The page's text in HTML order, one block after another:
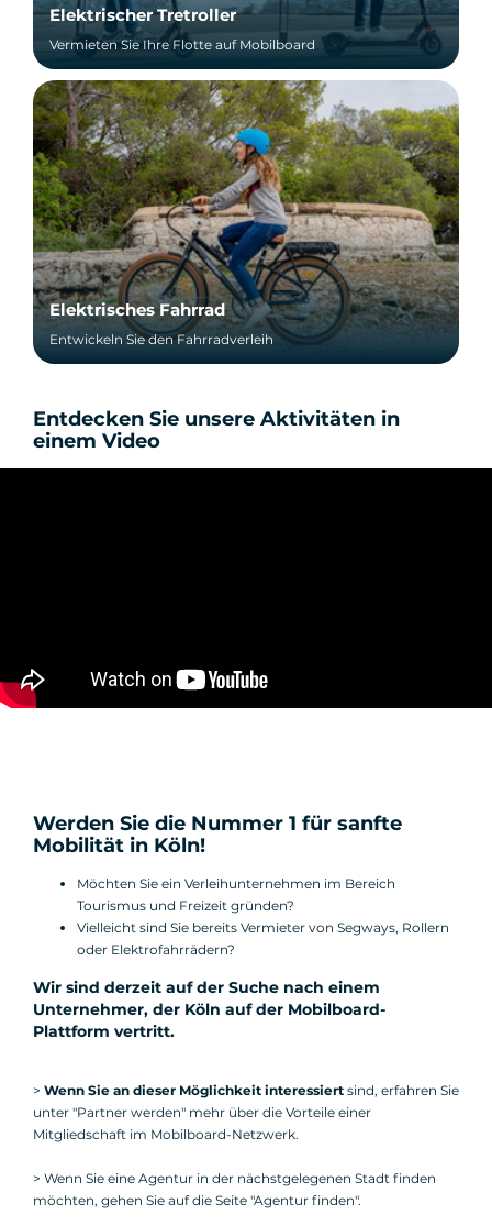
Elektrischer Tretroller
Vermieten Sie Ihre Flotte auf Mobilboard
Elektrisches Fahrrad
Entwickeln Sie den Fahrradverleih
Entdecken Sie unsere Aktivitäten in
einem Video
Werden Sie die Nummer 1 für sanfte
Mobilität in Köln!
Möchten Sie ein Verleihunternehmen im Bereich
Tourismus und Freizeit gründen?
Vielleicht sind Sie bereits Vermieter von Segways, Rollern
oder Elektrofahrrädern?
Wir sind derzeit auf der Suche nach einem
Unternehmer, der Köln auf der Mobilboard-
Plattform vertritt.
> Wenn Sie an dieser Möglichkeit interessiert sind, erfahren Sie
unter "Partner werden" mehr über die Vorteile einer
Mitgliedschaft im Mobilboard-Netzwerk.
> Wenn Sie eine Agentur in der nächstgelegenen Stadt finden
möchten, gehen Sie auf die Seite "Agentur finden".